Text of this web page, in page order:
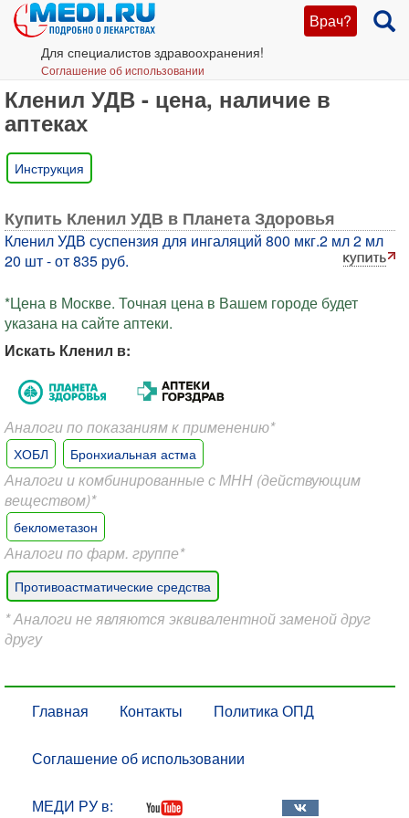
Врач?
Для специалистов здравоохранения!
Соглашение об использовании
Кленил УДВ - цена, наличие в
аптеках
Инструкция
Купить Кленил УДВ в Планета Здоровья
Кленил УДВ суспензия для ингаляций 800 мкг.2 мл 2 мл
20 шт - от 835 руб.
*Цена в Москве. Точная цена в Вашем городе будет
указана на сайте аптеки.
Искать Кленил в:
Аналоги по показаниям к применению*
ХОБЛ Бронхиальная астма
Аналоги и комбинированные с МНН (действующим
веществом)*
беклометазон
Аналоги по фарм. группе*
Противоастматические средства
* Аналоги не являются эквивалентной заменой друг
другу
Главная Контакты Политика ОПД
Соглашение об использовании
МЕДИ РУ в: